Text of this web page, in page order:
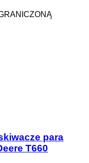
para
T660